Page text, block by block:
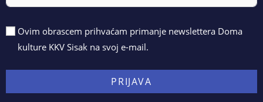
Ovim obrascem prihvaćam primanje newslettera Doma
kulture KKV Sisak na svoj e-mail.
PRIJAVA